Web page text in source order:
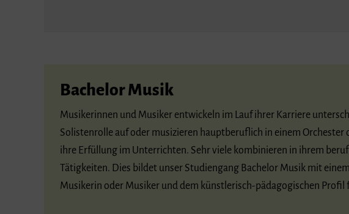
Bachelor Musik
Musikerinnen und Musiker entwickeln im Lauf ihrer Karriere
Solistenrolle auf oder musizieren hauptberuflich in einem Orchester
ihre Erfüllung im Unterrichten. Sehr viele kombinieren in ihrem
Tätigkeiten. Dies bildet unser Studiengang Bachelor Musik mit
Musikerin oder Musiker und dem künstlerisch-pädagogischen Profil